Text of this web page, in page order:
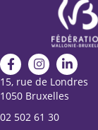
15, rue de Londres
1050 Bruxelles
02 502 61 30